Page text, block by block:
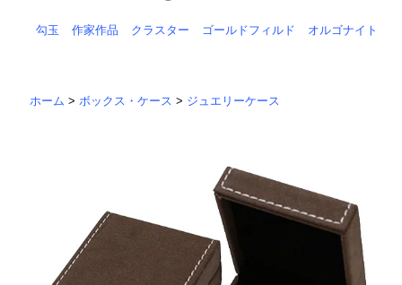
勾玉 作家作品 クラスター ゴールドフィルド オルゴナイト
ホーム >ボックス・ケース > ジュエリーケース